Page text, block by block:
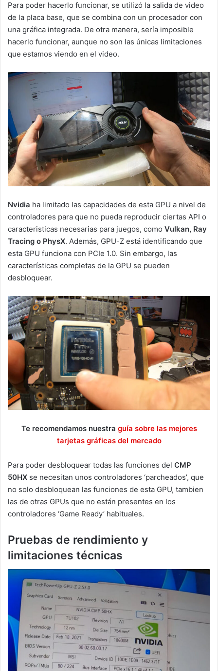
Para poder hacerlo funcionar, se utilizó la salida de video
de la placa base, que se combina con un procesador con
una gráfica integrada. De otra manera, sería imposible
hacerlo funcionar, aunque no son las únicas limitaciones
que estamos viendo en el video.
Nvidia ha limitado las capacidades de esta GPU a nivel de
controladores para que no pueda reproducir ciertas API o
caracteristicas necesarias para juegos, como Vulkan, Ray
Tracing o PhysX. Además, GPU-Z está identificando que
esta GPU funciona con PCIe 1.0. Sin embargo, las
características completas de la GPU se pueden
desbloquear.
Te recomendamos nuestra guía sobre las mejores
tarjetas gráficas del mercado
Para poder desbloquear todas las funciones del CMP
50HX se necesitan unos controladores ‘parcheados’, que
no solo desbloquean las funciones de esta GPU, tambien
las de otras GPUs que no están presentes en los
controladores ‘Game Ready’ habituales.
Pruebas de rendimiento y
limitaciones técnicas